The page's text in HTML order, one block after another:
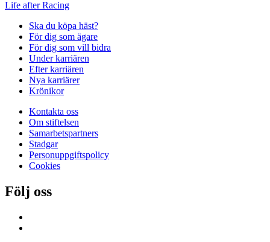
Life after Racing
Ska du köpa häst?
För dig som ägare
För dig som vill bidra
Under karriären
Efter karriären
Nya karriärer
Krönikor
Kontakta oss
Om stiftelsen
Samarbetspartners
Stadgar
Personuppgiftspolicy
Cookies
Följ oss